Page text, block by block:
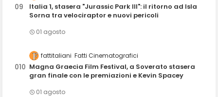
Italia 1, stasera "Jurassic Park III": il ritorno ad Isla
Sorna tra velociraptor e nuovi pericoli
01 agosto
fattitaliani Fatti Cinematografici
Magna Graecia Film Festival, a Soverato stasera
gran finale con le premiazioni e Kevin Spacey
01 agosto